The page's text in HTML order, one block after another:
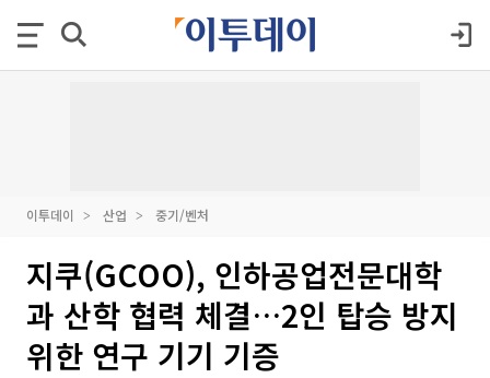
이투데이 산업 중기/벤처
지쿠(GCOO), 인하공업전문대학
과 산학 협력 체결…2인 탑승 방지
위한 연구 기기 기증